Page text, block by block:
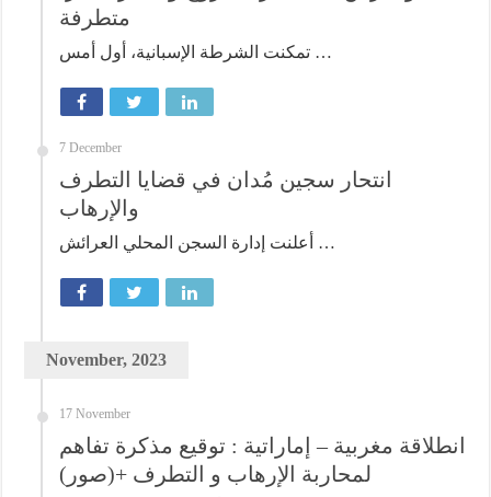
متطرفة
تمكنت الشرطة الإسبانية، أول أمس …
7 December
انتحار سجين مُدان في قضايا التطرف
والإرهاب
أعلنت إدارة السجن المحلي العرائش …
November, 2023
17 November
انطلاقة مغربية – إماراتية : توقيع مذكرة تفاهم
لمحاربة الإرهاب و التطرف +(صور)